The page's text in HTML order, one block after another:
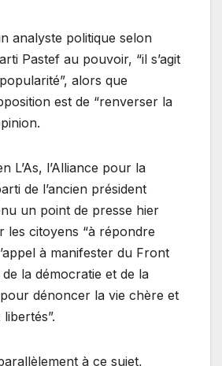
analyste politique selon
Pastef au pouvoir, “il s’agit
alors que
est de “renverser la
L’As, l’Alliance pour la
de l’ancien président
un point de presse hier
les citoyens “à répondre
à manifester du Front
la démocratie et de la
dénoncer la vie chère et
à ce sujet,